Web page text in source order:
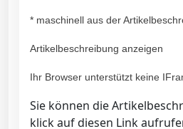
* maschinell aus der
Artikelbeschreibung anzeigen
Ihr Browser unterstützt keine
Sie können die
klick auf diesen Link